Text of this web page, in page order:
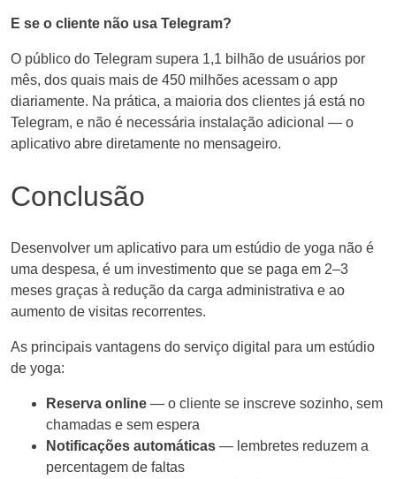
E se o cliente não usa Telegram?
O público do Telegram supera 1,1 bilhão de usuários por
mês, dos quais mais de 450 milhões acessam o app
diariamente. Na prática, a maioria dos clientes já está no
Telegram, e não é necessária instalação adicional — o
aplicativo abre diretamente no mensageiro.
Conclusão
Desenvolver um aplicativo para um estúdio de yoga não é
uma despesa, é um investimento que se paga em 2–3
meses graças à redução da carga administrativa e ao
aumento de visitas recorrentes.
As principais vantagens do serviço digital para um estúdio
de yoga:
Reserva online — o cliente se inscreve sozinho, sem
chamadas e sem espera
Notificações automáticas — lembretes reduzem a
percentagem de faltas